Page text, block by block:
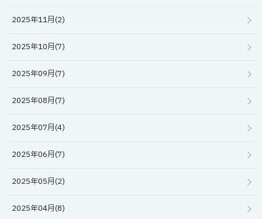
2025年11月(2)
2025年10月(7)
2025年09月(7)
2025年08月(7)
2025年07月(4)
2025年06月(7)
2025年05月(2)
2025年04月(8)